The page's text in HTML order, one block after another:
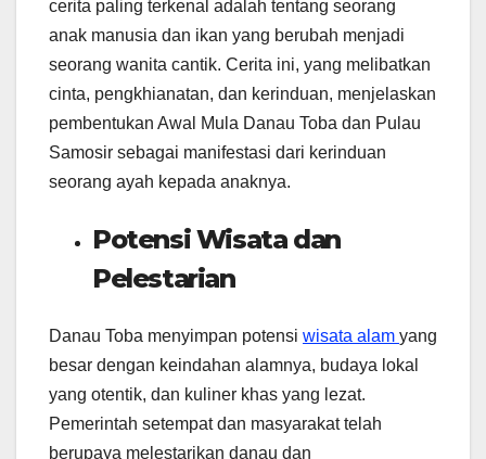
cerita paling terkenal adalah tentang seorang
anak manusia dan ikan yang berubah menjadi
seorang wanita cantik. Cerita ini, yang melibatkan
cinta, pengkhianatan, dan kerinduan, menjelaskan
pembentukan Awal Mula Danau Toba dan Pulau
Samosir sebagai manifestasi dari kerinduan
seorang ayah kepada anaknya.
Potensi Wisata dan
Pelestarian
Danau Toba menyimpan potensi wisata alam yang
besar dengan keindahan alamnya, budaya lokal
yang otentik, dan kuliner khas yang lezat.
Pemerintah setempat dan masyarakat telah
berupaya melestarikan danau dan